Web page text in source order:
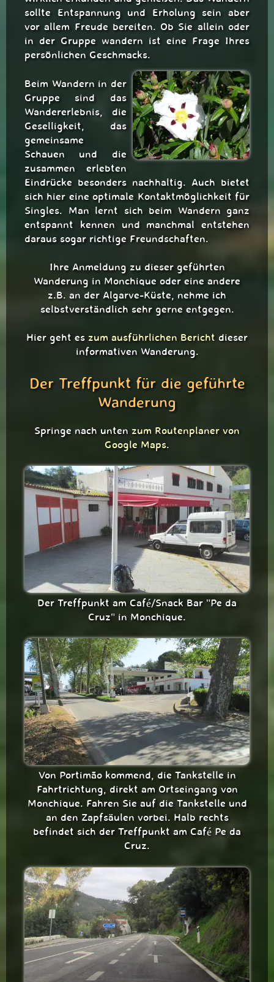
sollte Entspannung und Erholung sein aber
vor allem Freude bereiten. Ob Sie allein oder
in der Gruppe wandern ist eine Frage Ihres
persönlichen Geschmacks.
Beim Wandern in der
Gruppe sind das
Wandererlebnis, die
Geselligkeit, das
gemeinsame
Schauen und die
zusammen erlebten
Eindrücke besonders nachhaltig. Auch bietet
sich hier eine optimale Kontaktmöglichkeit für
Singles. Man lernt sich beim Wandern ganz
entspannt kennen und manchmal entstehen
daraus sogar richtige Freundschaften.
Ihre Anmeldung zu dieser geführten
Wanderung in Monchique oder eine andere
z.B. an der Algarve-Küste, nehme ich
selbstverständlich sehr gerne entgegen.
Hier geht es zum ausführlichen Bericht dieser
informativen Wanderung.
Der Treffpunkt für die geführte
Wanderung
Springe nach unten zum Routenplaner von
Google Maps.
Der Treffpunkt am Café/Snack Bar "Pe da
Cruz" in Monchique.
Von Portimão kommend, die Tankstelle in
Fahrtrichtung, direkt am Ortseingang von
Monchique. Fahren Sie auf die Tankstelle und
an den Zapfsäulen vorbei. Halb rechts
befindet sich der Treffpunkt am Café Pe da
Cruz.